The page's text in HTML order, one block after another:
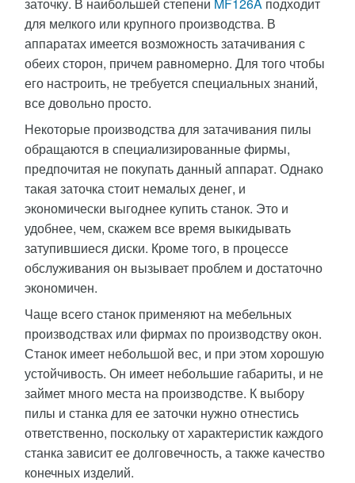
заточку. В наибольшей степени MF126A подходит
для мелкого или крупного производства. В
аппаратах имеется возможность затачивания с
обеих сторон, причем равномерно. Для того чтобы
его настроить, не требуется специальных знаний,
все довольно просто.
Некоторые производства для затачивания пилы
обращаются в специализированные фирмы,
предпочитая не покупать данный аппарат. Однако
такая заточка стоит немалых денег, и
экономически выгоднее купить станок. Это и
удобнее, чем, скажем все время выкидывать
затупившиеся диски. Кроме того, в процессе
обслуживания он вызывает проблем и достаточно
экономичен.
Чаще всего станок применяют на мебельных
производствах или фирмах по производству окон.
Станок имеет небольшой вес, и при этом хорошую
устойчивость. Он имеет небольшие габариты, и не
займет много места на производстве. К выбору
пилы и станка для ее заточки нужно отнестись
ответственно, поскольку от характеристик каждого
станка зависит ее долговечность, а также качество
конечных изделий.